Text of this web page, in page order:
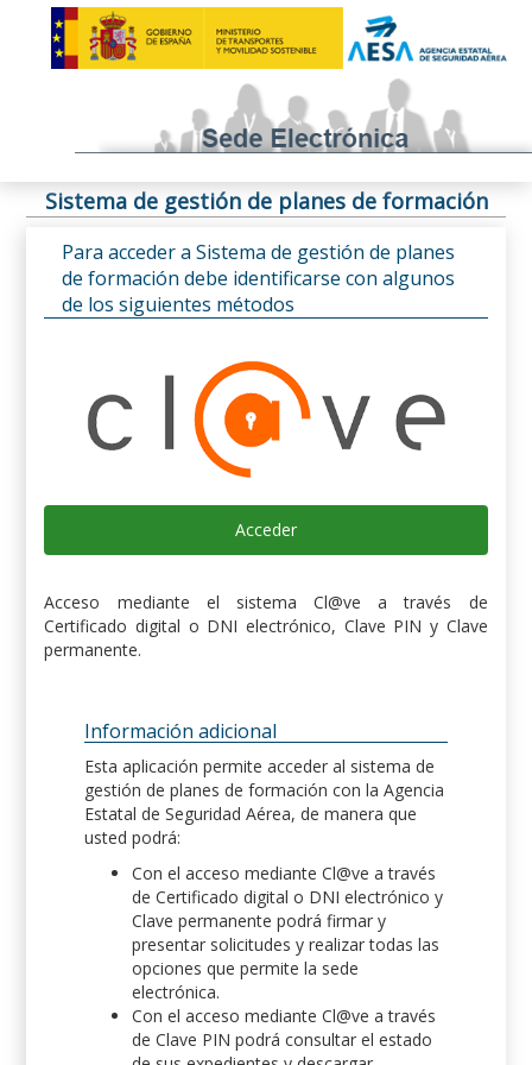
Sistema de gestión de planes de formación
Para acceder a Sistema de gestión de planes
de formación debe identificarse con algunos
de los siguientes métodos
Acceder
Acceso mediante el sistema Cl@ve a través de
Certificado digital o DNI electrónico, Clave PIN y Clave
permanente.
Información adicional
Esta aplicación permite acceder al sistema de
gestión de planes de formación con la Agencia
Estatal de Seguridad Aérea, de manera que
usted podrá:
Con el acceso mediante Cl@ve a través
de Certificado digital o DNI electrónico y
Clave permanente podrá firmar y
presentar solicitudes y realizar todas las
opciones que permite la sede
electrónica.
Con el acceso mediante Cl@ve a través
de Clave PIN podrá consultar el estado